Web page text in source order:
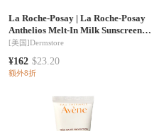
La Roche-Posay| La Roche-Posay
Anthelios Melt-In Milk Sunscreen
SPF 60
[美国]Dermstore
¥162 $23.20
额外8折